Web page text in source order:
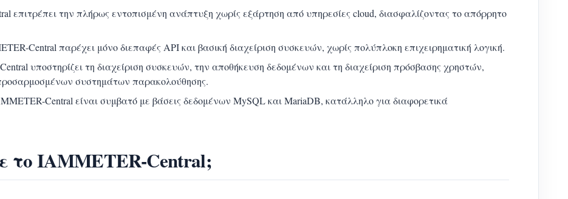
επιτρέπει την πλήρως εντοπισμένη ανάπτυξη χωρίς εξάρτηση από υπηρεσίες cloud, διασφαλίζοντας το απόρρητο
Central παρέχει μόνο διεπαφές API και βασική διαχείριση συσκευών, χωρίς πολύπλοκη επιχειρηματική λογική.
υποστηρίζει τη διαχείριση συσκευών, την αποθήκευση δεδομένων και τη διαχείριση πρόσβασης χρηστών,
συστημάτων παρακολούθησης.
Central είναι συμβατό με βάσεις δεδομένων MySQL και MariaDB, κατάλληλο για διαφορετικά
το IAMMETER-Central;